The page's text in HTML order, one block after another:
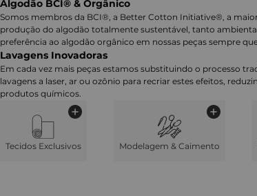
Algodão BCI® & Orgânico
Somos membros da BCI®, a Better Cotton Initiative®, a
produção do algodão totalmente sustentável, tanto
preferência ao algodão orgânico em nossas peças sempre
Lavagens Inovadoras
Em cada vez mais peças estamos substituindo o processo
lavagens a laser, ar ou ozônio para recriar estes efeitos,
produtos químicos.
Tecidos Exclusivos Modelagem & Caimento